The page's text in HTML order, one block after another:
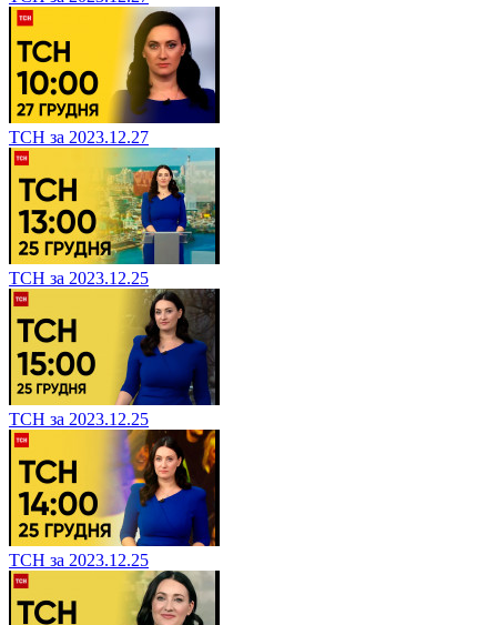
ТСН за 2023.12.27
ТСН за 2023.12.25
ТСН за 2023.12.25
ТСН за 2023.12.25